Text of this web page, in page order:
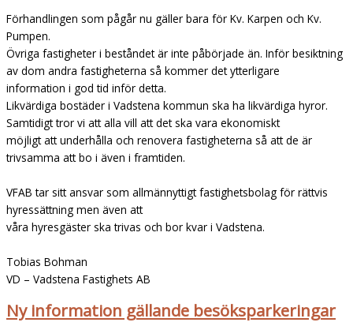
Förhandlingen som pågår nu gäller bara för Kv. Karpen och Kv.
Pumpen.
Övriga fastigheter i beståndet är inte påbörjade än. Inför besiktning
av dom andra fastigheterna så kommer det ytterligare
information i god tid inför detta.
Likvärdiga bostäder i Vadstena kommun ska ha likvärdiga hyror.
Samtidigt tror vi att alla vill att det ska vara ekonomiskt
möjligt att underhålla och renovera fastigheterna så att de är
trivsamma att bo i även i framtiden.
VFAB tar sitt ansvar som allmännyttigt fastighetsbolag för rättvis
hyressättning men även att
våra hyresgäster ska trivas och bor kvar i Vadstena.
Tobias Bohman
VD – Vadstena Fastighets AB
Ny information gällande besöksparkeringar